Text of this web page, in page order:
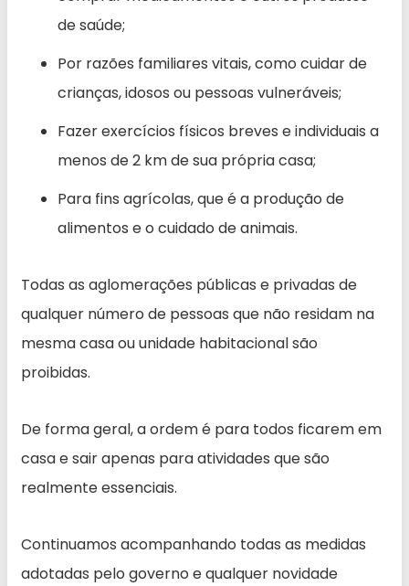
de saúde;
Por razões familiares vitais, como cuidar de
crianças, idosos ou pessoas vulneráveis;
Fazer exercícios físicos breves e individuais a
menos de 2 km de sua própria casa;
Para fins agrícolas, que é a produção de
alimentos e o cuidado de animais.
Todas as aglomerações públicas e privadas de
qualquer número de pessoas que não residam na
mesma casa ou unidade habitacional são
proibidas.
De forma geral, a ordem é para todos ficarem em
casa e sair apenas para atividades que são
realmente essenciais.
Continuamos acompanhando todas as medidas
adotadas pelo governo e qualquer novidade